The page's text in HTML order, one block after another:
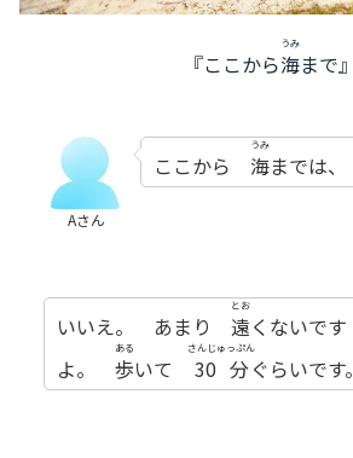
『ここから海
うみ
まで』
Aさん
ここから 海
うみ
までは、
いいえ。 あまり 遠
とお
くないです
よ。 歩
ある
いて 30分
さんじゅっぷん
ぐらいです。